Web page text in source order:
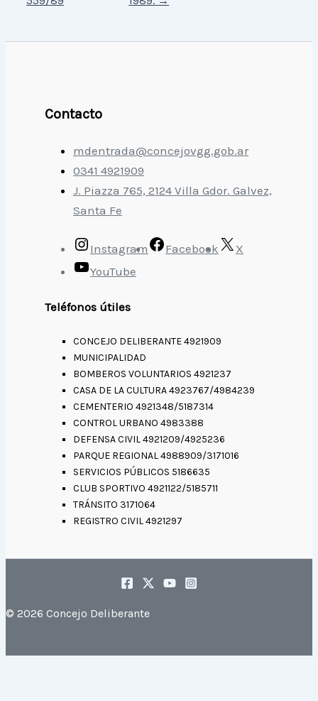
Contacto
mdentrada@concejovgg.gob.ar
0341 4921909
J. Piazza 765, 2124 Villa Gdor. Galvez,
Santa Fe
Instagram Facebook
X
YouTube
Teléfonos útiles
CONCEJO DELIBERANTE 4921909
MUNICIPALIDAD
BOMBEROS VOLUNTARIOS 4921237
CASA DE LA CULTURA 4923767/4984239
CEMENTERIO 4921348/5187314
CONTROL URBANO 4983388
DEFENSA CIVIL 4921209/4925236
PARQUE REGIONAL 4988909/3171016
SERVICIOS PÚBLICOS 5186635
CLUB SPORTIVO 4921122/5185711
TRÁNSITO 3171064
REGISTRO CIVIL 4921297
© 2026 Concejo Deliberante